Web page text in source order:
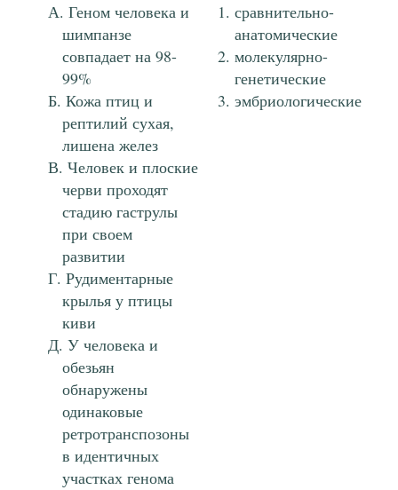
Геном человека и
шимпанзе
совпадает на 98-
99%
Кожа птиц и
рептилий сухая,
лишена желез
Человек и плоские
черви проходят
стадию гаструлы
при своем
развитии
Рудиментарные
крылья у птицы
киви
У человека и
обезьян
обнаружены
одинаковые
ретротранспозоны
в идентичных
участках генома
сравнительно-
анатомические
молекулярно-
генетические
эмбриологические